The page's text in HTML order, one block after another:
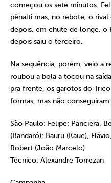
começou os sete minutos.
pênalti mas, no rebote, o
depois, em chute de longe,
depois saiu o terceiro.
Na sequência, porém, veio a
roubou a bola a tocou na
pra frente, os garotos do
formas, mas não
São Paulo: Felipe; Panciera,
(Bandaró); Bauru (Kaue),
Robert (João Marcelo)
Técnico: Alexandre Torrezan